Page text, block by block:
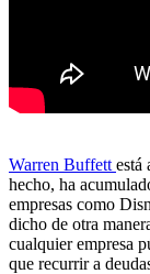
Warren Buffett está
hecho, ha
empresas como
dicho de otra
cualquier empresa
que recurrir a